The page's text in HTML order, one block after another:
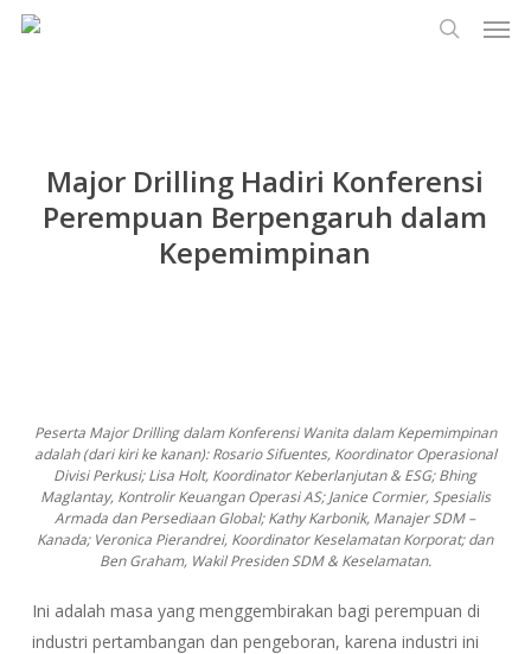
Lewati
Major Drilling Hadiri Konferensi
Perempuan Berpengaruh dalam
Kepemimpinan
Peserta Major Drilling dalam Konferensi Wanita dalam Kepemimpinan
adalah (dari kiri ke kanan): Rosario Sifuentes, Koordinator Operasional
Divisi Perkusi; Lisa Holt, Koordinator Keberlanjutan & ESG; Bhing
Maglantay, Kontrolir Keuangan Operasi AS; Janice Cormier, Spesialis
Armada dan Persediaan Global; Kathy Karbonik, Manajer SDM –
Kanada; Veronica Pierandrei, Koordinator Keselamatan Korporat; dan
Ben Graham, Wakil Presiden SDM & Keselamatan.
Ini adalah masa yang menggembirakan bagi perempuan di
industri pertambangan dan pengeboran, karena industri ini